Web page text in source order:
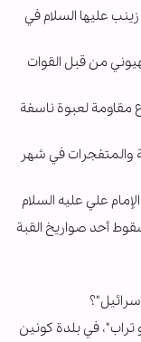
عليها السلام في
من قبل القوات
مقاومة لعبوة ناسفة
والمتفجرات في شهر
علي عليه السلام
أحد صواريخ القبة
في بلدة كونين